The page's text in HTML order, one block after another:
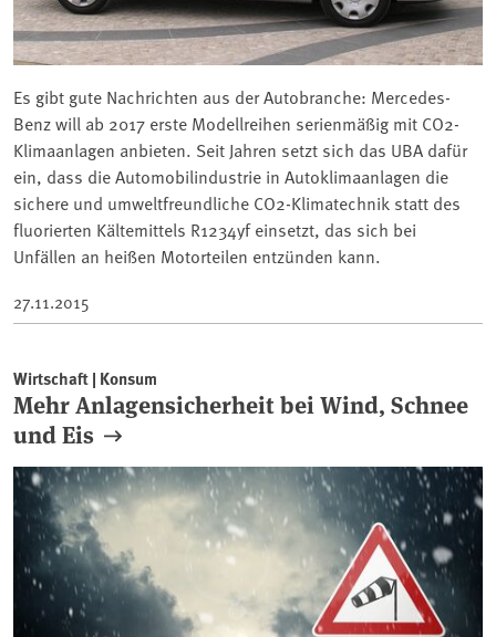
Es gibt gute Nachrichten aus der Autobranche: Mercedes-
Benz will ab 2017 erste Modellreihen serienmäßig mit CO2-
Klimaanlagen anbieten. Seit Jahren setzt sich das UBA dafür
ein, dass die Automobilindustrie in Autoklimaanlagen die
sichere und umweltfreundliche CO2-Klimatechnik statt des
fluorierten Kältemittels R1234yf einsetzt, das sich bei
Unfällen an heißen Motorteilen entzünden kann.
27.11.2015
Wirtschaft | Konsum
Mehr Anlagensicherheit bei Wind, Schnee
und Eis